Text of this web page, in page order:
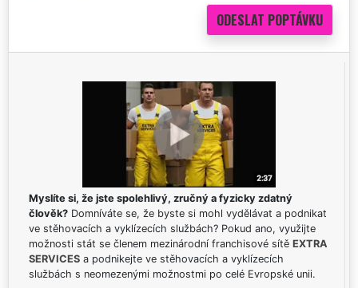
Myslíte si, že jste spolehlivý, zručný a fyzicky zdatný
člověk? Domníváte se, že byste si mohl vydělávat a podnikat
ve stěhovacích a vyklízecích službách? Pokud ano, využijte
možnosti stát se členem mezinárodní franchisové sítě EXTRA
SERVICES a podnikejte ve stěhovacích a vyklízecích
službách s neomezenými možnostmi po celé Evropské unii.